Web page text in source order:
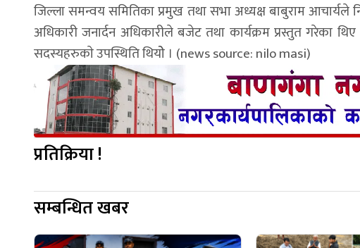
जिल्ला समन्वय समितिका प्रमुख तथा सभा अध्यक्ष बाबुराम आचार्यले
अधिकारी जनार्दन अधिकारीले बजेट तथा कार्यक्रम प्रस्तुत गरेका
सदस्यहरुकाे उपस्थिति थियोे । (news source: nilo masi)
प्रतिक्रिया !
सम्बन्धित खबर